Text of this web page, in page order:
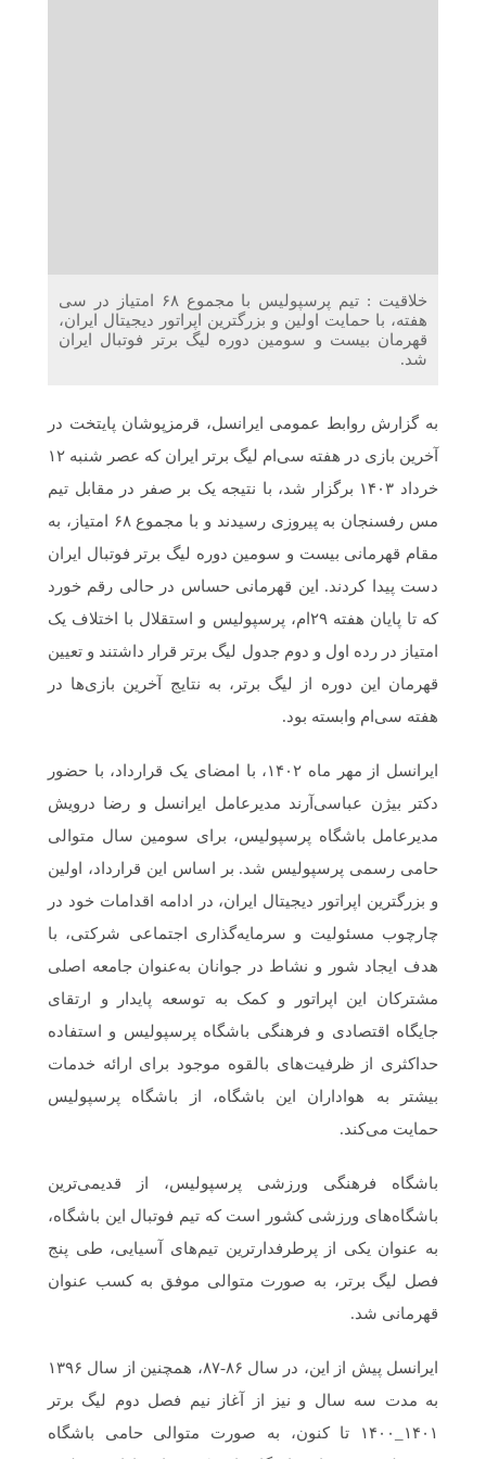
خلاقیت : تیم پرسپولیس با مجموع ۶۸ امتیاز در سی
هفته، با حمایت اولین و بزرگترین اپراتور دیجیتال ایران،
قهرمان بیست و سومین دوره لیگ برتر فوتبال ایران
شد.
به گزارش روابط عمومی ایرانسل، قرمزپوشان پایتخت در
آخرین بازی در هفته سی‌ام لیگ برتر ایران که عصر شنبه ۱۲
خرداد ۱۴۰۳ برگزار شد، با نتیجه یک بر صفر در مقابل تیم
مس رفسنجان به پیروزی رسیدند و با مجموع ۶۸ امتیاز، به
مقام قهرمانی بیست و سومین دوره لیگ برتر فوتبال ایران
دست پیدا کردند. این قهرمانی حساس در حالی رقم خورد
که تا پایان هفته ۲۹ام، پرسپولیس و استقلال با اختلاف یک
امتیاز در رده اول و دوم جدول لیگ برتر قرار داشتند و تعیین
قهرمان این دوره از لیگ برتر، به نتایج آخرین بازی‌ها در
هفته سی‌ام وابسته بود.
ایرانسل از مهر ماه ۱۴۰۲، با امضای یک قرارداد، با حضور
دکتر بیژن عباسی‌آرند مدیرعامل ایرانسل و رضا درویش
مدیرعامل باشگاه پرسپولیس، برای سومین سال متوالی
حامی رسمی پرسپولیس شد. بر اساس این قرارداد، اولین
و بزرگترین اپراتور دیجیتال ایران، در ادامه اقدامات خود در
چارچوب مسئولیت و سرمایه‌گذاری اجتماعی شرکتی، با
هدف ایجاد شور و نشاط در جوانان به‌عنوان جامعه اصلی
مشترکان این اپراتور و کمک به توسعه پایدار و ارتقای
جایگاه اقتصادی و فرهنگی باشگاه پرسپولیس و استفاده
حداکثری از ظرفیت‌های بالقوه موجود برای ارائه خدمات
بیشتر به هواداران این باشگاه، از باشگاه پرسپولیس
حمایت می‌کند.
باشگاه فرهنگی ورزشی پرسپولیس، از قدیمی‌ترین
باشگاه‌های ورزشی کشور است که تیم فوتبال این باشگاه،
به عنوان یکی از پرطرفدارترین تیم‌های آسیایی، طی پنج
فصل لیگ برتر، به صورت متوالی موفق به کسب عنوان
قهرمانی شد.
ایرانسل پیش از این، در سال ۸۶-۸۷، همچنین از سال ۱۳۹۶
به مدت سه سال و نیز از آغاز نیم فصل دوم لیگ برتر
۱۴۰۱_۱۴۰۰ تا کنون، به صورت متوالی حامی باشگاه